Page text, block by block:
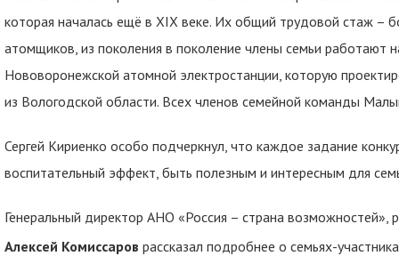
которая началась ещё в XIX веке. Их общий трудовой стаж –
атомщиков, из поколения в поколение члены семьи работают
Нововоронежской атомной электростанции, которую
из Вологодской области. Всех членов семейной команды
Сергей Кириенко особо подчеркнул, что каждое задание
воспитательный эффект, быть полезным и интересным для
Генеральный директор АНО «Россия – страна
Алексей Комиссаров рассказал подробнее о семьях-